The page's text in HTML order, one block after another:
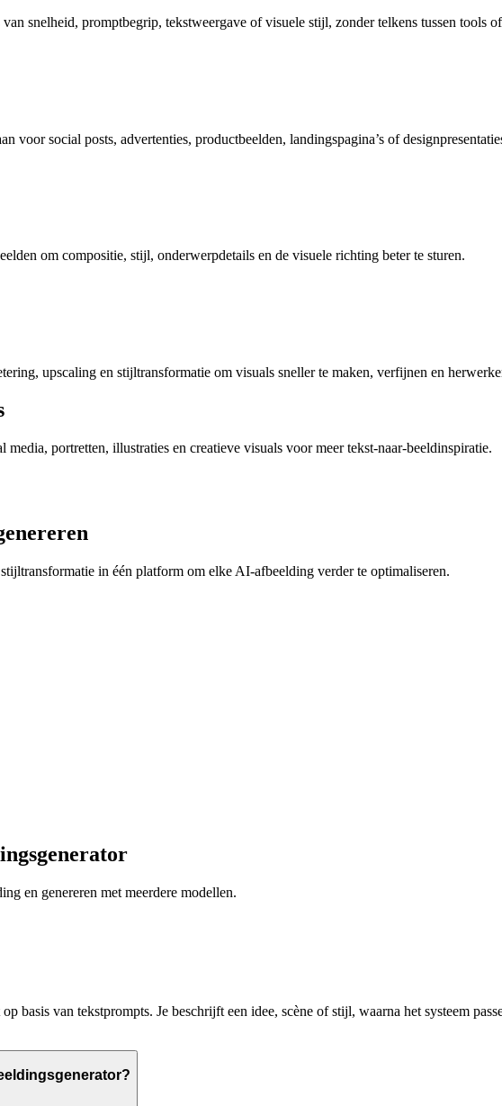
snelheid, promptbegrip, tekstweergave of visuele stijl, zonder telkens tussen tools
voor social posts, advertenties, productbeelden, landingspagina’s of
om compositie, stijl, onderwerpdetails en de visuele richting beter te sturen.
upscaling en stijltransformatie om visuals sneller te maken, verfijnen en
portretten, illustraties en creatieve visuals voor meer tekst-naar-beeldinspiratie.
in één platform om elke AI-afbeelding verder te optimaliseren.
en genereren met meerdere modellen.
basis van tekstprompts. Je beschrijft een idee, scène of stijl, waarna het systeem